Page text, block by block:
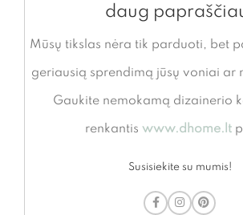
daug
Mūsų tikslas nėra tik parduoti, bet
geriausią sprendimą jūsų voniai ar
Gaukite nemokamą dizainerio
renkantis www.dhome.lt
Susisiekite su mumis!